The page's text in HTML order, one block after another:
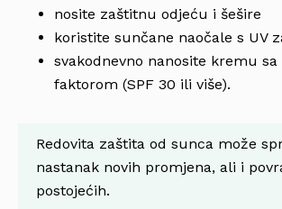
nosite zaštitnu odjeću i šešire
koristite sunčane naočale s UV
svakodnevno nanosite kremu
faktorom (SPF 30 ili više).
Redovita zaštita od sunca može
nastanak novih promjena, ali i
postojećih.